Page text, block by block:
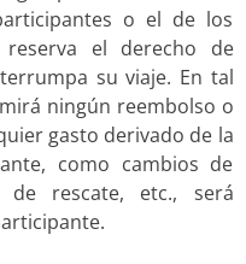
o el de los
el derecho de
su viaje. En tal
ningún reembolso o
gasto derivado de la
como cambios de
de rescate, etc., será